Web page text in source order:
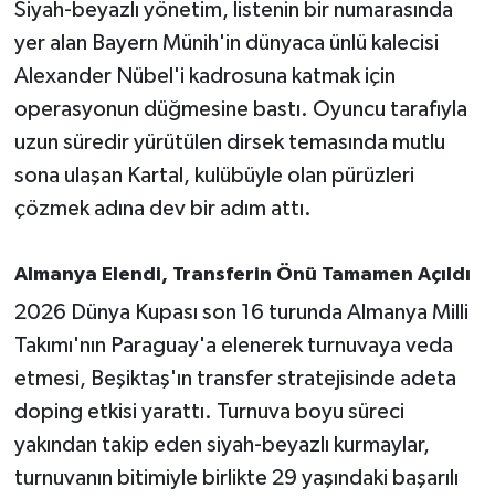
Siyah-beyazlı yönetim, listenin bir numarasında
yer alan Bayern Münih'in dünyaca ünlü kalecisi
Alexander Nübel'i kadrosuna katmak için
operasyonun düğmesine bastı. Oyuncu tarafıyla
uzun süredir yürütülen dirsek temasında mutlu
sona ulaşan Kartal, kulübüyle olan pürüzleri
çözmek adına dev bir adım attı.
Almanya Elendi, Transferin Önü Tamamen Açıldı
2026 Dünya Kupası son 16 turunda Almanya Milli
Takımı'nın Paraguay'a elenerek turnuvaya veda
etmesi, Beşiktaş'ın transfer stratejisinde adeta
doping etkisi yarattı. Turnuva boyu süreci
yakından takip eden siyah-beyazlı kurmaylar,
turnuvanın bitimiyle birlikte 29 yaşındaki başarılı
Havran
KENT GÜNDEMİ
Kepsut
KÜLTÜR-SANAT
MAGAZİN
MANŞET
Manyas
OLAY